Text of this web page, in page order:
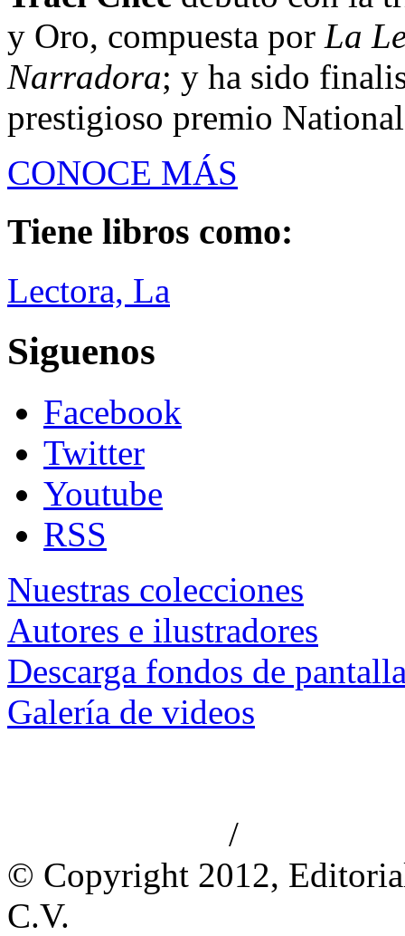
y Oro, compuesta por La
Narradora; y ha sido
prestigioso premio
CONOCE MÁS
Tiene libros como:
Lectora, La
Siguenos
Facebook
Twitter
Youtube
RSS
Nuestras colecciones
Autores e ilustradores
Descarga fondos de
Galería de videos
/
© Copyright 2012,
C.V.